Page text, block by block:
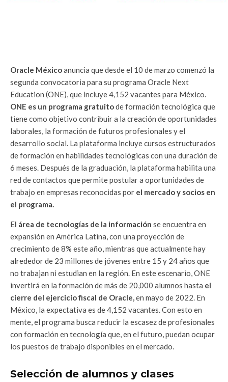
Oracle Méxicoanuncia que desde el 10 de marzo comenzó la
segunda convocatoria para su programa Oracle Next
Education (ONE), que incluye 4,152 vacantes para México.
ONE es un programa gratuitode formación tecnológica que
tiene como objetivo contribuir a la creación de oportunidades
laborales, la formación de futuros profesionales y el
desarrollo social. La plataforma incluye cursos estructurados
de formación en habilidades tecnológicas con una duración de
6 meses. Después de la graduación, la plataforma habilita una
red de contactos que permite postular a oportunidades de
trabajo en empresas reconocidas por el mercado y socios en
el programa.
El área de tecnologías de la información se encuentra en
expansión en América Latina, con una proyección de
crecimiento de 8% este año, mientras que actualmente hay
alrededor de 23 millones de jóvenes entre 15 y 24 años que
no trabajan ni estudian en la región. En este escenario, ONE
invertirá en la formación de más de 20,000 alumnos hasta el
cierre del ejercicio fiscal de Oracle, en mayo de 2022. En
México, la expectativa es de 4,152 vacantes. Con esto en
mente, el programa busca reducir la escasez de profesionales
con formación en tecnología que, en el futuro, puedan ocupar
los puestos de trabajo disponibles en el mercado.
Selección de alumnos y clases